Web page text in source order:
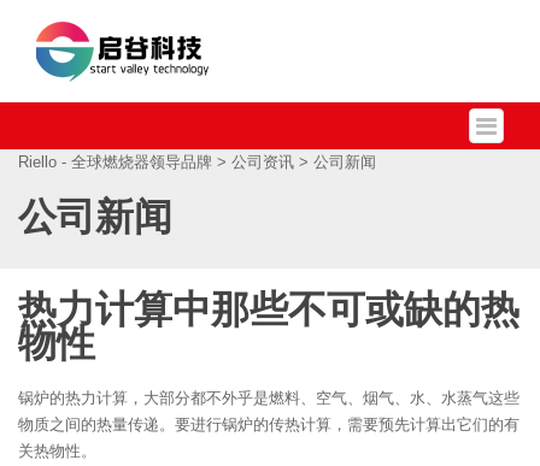
Riello - 全球燃烧器领导品牌 > 公司资讯 > 公司新闻
公司新闻
热力计算中那些不可或缺的热
物性
锅炉的热力计算，大部分都不外乎是燃料、空气、烟气、水、水蒸气这些
物质之间的热量传递。要进行锅炉的传热计算，需要预先计算出它们的有
关热物性。